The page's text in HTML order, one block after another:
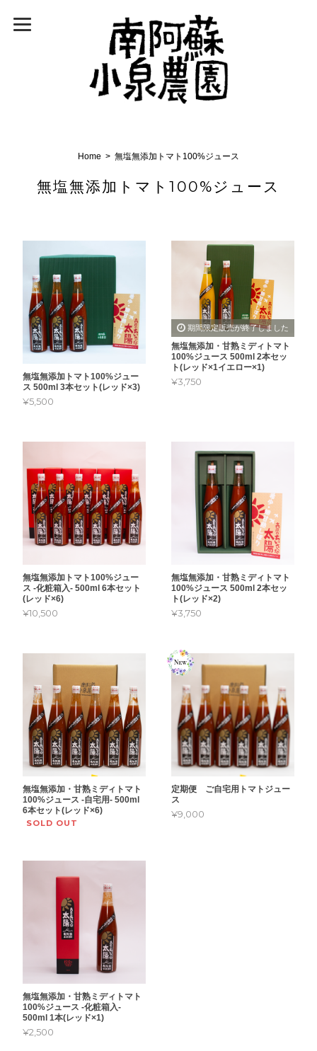
Home 無塩無添加トマト100%ジュース
無塩無添加トマト100%ジュース
無塩無添加トマト100%ジュー
ス 500ml 3本セット(レッド×3)
¥5,500
期間限定販売が終了しました
無塩無添加・甘熟ミディトマト
100%ジュース 500ml 2本セッ
ト(レッド×1イエロー×1)
¥3,750
無塩無添加トマト100%ジュー
ス -化粧箱入- 500ml 6本セット
(レッド×6)
¥10,500
無塩無添加・甘熟ミディトマト
100%ジュース 500ml 2本セッ
ト(レッド×2)
¥3,750
無塩無添加・甘熟ミディトマト
100%ジュース -自宅用- 500ml
6本セット(レッド×6)
SOLD OUT
定期便 ご自宅用トマトジュー
ス
¥9,000
無塩無添加・甘熟ミディトマト
100%ジュース -化粧箱入-
500ml 1本(レッド×1)
¥2,500